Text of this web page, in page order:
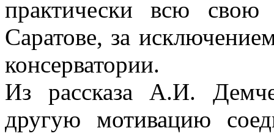
практически всю
Саратове, за
консерватории.
Из рассказа А.И.
другую мотивацию